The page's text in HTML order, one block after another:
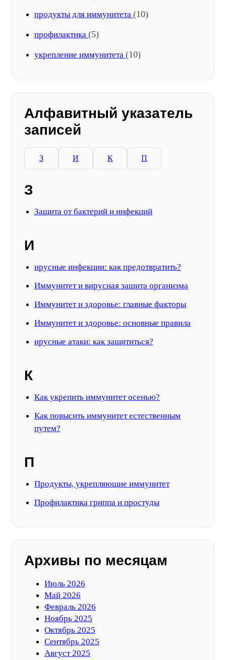
продукты для иммунитета (10)
профилактика (5)
укрепление иммунитета (10)
Алфавитный указатель
записей
З И К П
З
Защита от бактерий и инфекций
И
ирусные инфекции: как предотвратить?
Иммунитет и вирусная защита организма
Иммунитет и здоровье: главные факторы
Иммунитет и здоровье: основные правила
ирусные атаки: как защититься?
К
Как укрепить иммунитет осенью?
Как повысить иммунитет естественным
путем?
П
Продукты, укрепляющие иммунитет
Профилактика гриппа и простуды
Архивы по месяцам
Июль 2026
Май 2026
Февраль 2026
Ноябрь 2025
Октябрь 2025
Сентябрь 2025
Август 2025